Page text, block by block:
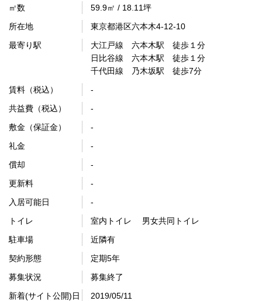
㎡数
59.9㎡ / 18.11坪
所在地
東京都港区六本木4-12-10
最寄り駅
大江戸線 六本木駅 徒歩１分
日比谷線 六本木駅 徒歩１分
千代田線 乃木坂駅 徒歩7分
賃料（税込）
-
共益費（税込）
-
敷金（保証金）
-
礼金
-
償却
-
更新料
-
入居可能日
-
トイレ
室内トイレ 男女共同トイレ
駐車場
近隣有
契約形態
定期5年
募集状況
募集終了
新着(サイト公開)日
2019/05/11